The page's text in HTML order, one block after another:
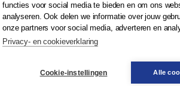
Intervisie
functies voor social media te bieden en om ons
analyseren. Ook delen we informatie over jouw
onze partners voor social media, adverteren en
Privacy- en cookieverklaring
Cookie-instellingen Alle